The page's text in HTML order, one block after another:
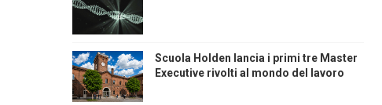
Scuola Holden lancia i primi tre Master
Executive rivolti al mondo del lavoro